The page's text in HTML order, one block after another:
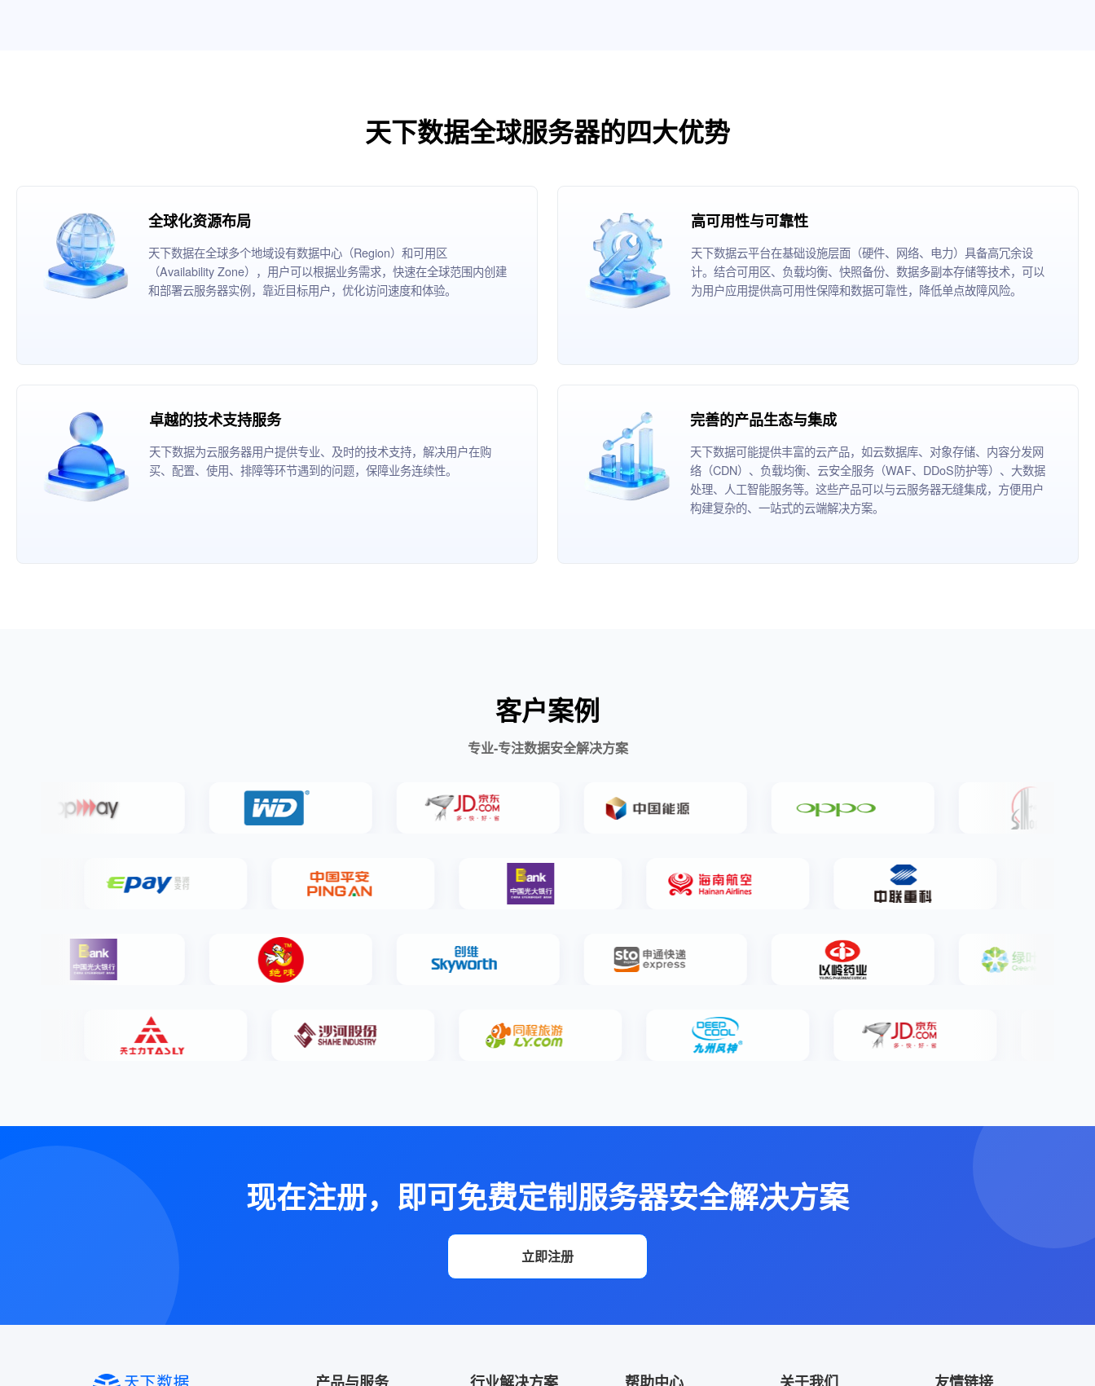
天下数据全球服务器的四大优势
全球化资源布局
天下数据在全球多个地域设有数据中心（Region）和可用区
（Availability Zone），用户可以根据业务需求，快速在全球范围内创建
和部署云服务器实例，靠近目标用户，优化访问速度和体验。
高可用性与可靠性
天下数据云平台在基础设施层面（硬件、网络、电力）具备高冗余设
计。结合可用区、负载均衡、快照备份、数据多副本存储等技术，可以
为用户应用提供高可用性保障和数据可靠性，降低单点故障风险。
卓越的技术支持服务
天下数据为云服务器用户提供专业、及时的技术支持，解决用户在购
买、配置、使用、排障等环节遇到的问题，保障业务连续性。
完善的产品生态与集成
天下数据可能提供丰富的云产品，如云数据库、对象存储、内容分发网
络（CDN）、负载均衡、云安全服务（WAF、DDoS防护等）、大数据
处理、人工智能服务等。这些产品可以与云服务器无缝集成，方便用户
构建复杂的、一站式的云端解决方案。
客户案例
专业-专注数据安全解决方案
现在注册，即可免费定制服务器安全解决方案
立即注册